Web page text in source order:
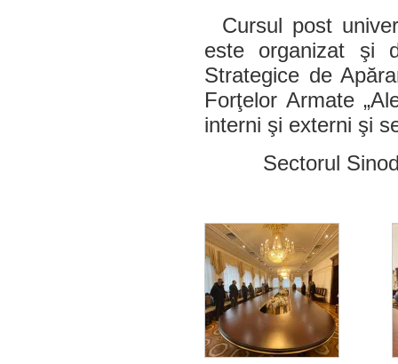
Cursul post
este organizat şi
Strategice de
Forţelor Armate
interni şi externi şi
Sectorul